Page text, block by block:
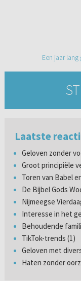
Een jaar
Laatste
Geloven zonder
Groot principiële
Toren van Babel
De Bijbel Gods
Nijmeegse
Interesse in het
Behoudende
TikTok-trends (1)
Geloven met
Haten zonder